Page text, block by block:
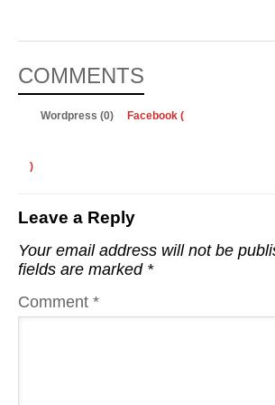
COMMENTS
Wordpress (0) Facebook (
)
Leave a Reply
Your email address will not be
fields are marked *
Comment *